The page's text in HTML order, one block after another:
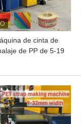
de cinta de
de PP de 5-19
controlada por
PLC
PRECIO